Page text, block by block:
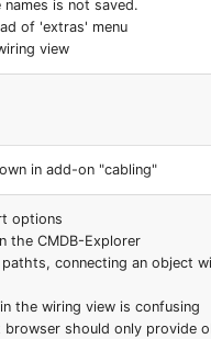
is not saved.
of 'extras' menu
view
in add-on "cabling"
options
the CMDB-Explorer
connecting an object
the wiring view is confusing
browser should only provide